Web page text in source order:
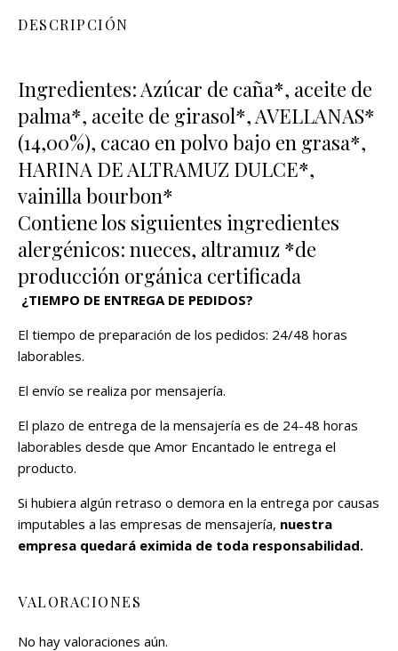
DESCRIPCIÓN
Ingredientes: Azúcar de caña*, aceite de
palma*, aceite de girasol*, AVELLANAS*
(14,00%), cacao en polvo bajo en grasa*,
HARINA DE ALTRAMUZ DULCE*,
vainilla bourbon*
Contiene los siguientes ingredientes
alergénicos: nueces, altramuz *de
producción orgánica certificada
¿TIEMPO DE ENTREGA DE PEDIDOS?
El tiempo de preparación de los pedidos: 24/48 horas
laborables.
El envío se realiza por mensajería.
El plazo de entrega de la mensajería es de 24-48 horas
laborables desde que Amor Encantado le entrega el
producto.
Si hubiera algún retraso o demora en la entrega por causas
imputables a las empresas de mensajería, nuestra
empresa quedará eximida de toda responsabilidad.
VALORACIONES
No hay valoraciones aún.